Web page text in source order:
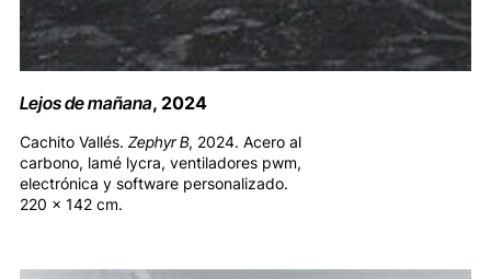
Lejos de mañana, 2024
Cachito Vallés. Zephyr B, 2024. Acero al
carbono, lamé lycra, ventiladores pwm,
electrónica y software personalizado.
220 x 142 cm.